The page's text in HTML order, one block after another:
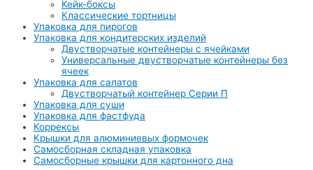
Кейк-боксы
Классические тортницы
Упаковка для пирогов
Упаковка для кондитерских изделий
Двустворчатые контейнеры с ячейками
Универсальные двустворчатые контейнеры без
ячеек
Упаковка для салатов
Двустворчатый контейнер Серии П
Упаковка для суши
Упаковка для фастфуда
Коррексы
Крышки для алюминиевых формочек
Самосборная складная упаковка
Самосборные крышки для картонного дна